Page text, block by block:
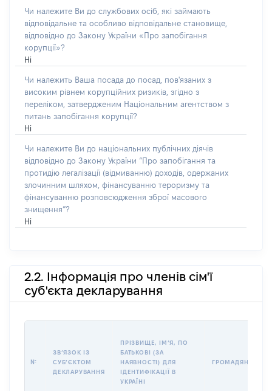
Чи належите Ви до службових осіб, які займають
відповідальне та особливо відповідальне становище,
відповідно до Закону України «Про запобігання
корупції»?
Ні
Чи належить Ваша посада до посад, пов'язаних з
високим рівнем корупційних ризиків, згідно з
переліком, затвердженим Національним агентством з
питань запобігання корупції?
Ні
Чи належите Ви до національних публічних діячів
відповідно до Закону України “Про запобігання та
протидію легалізації (відмиванню) доходів, одержаних
злочинним шляхом, фінансуванню тероризму та
фінансуванню розповсюдження зброї масового
знищення”?
Ні
2.2. Інформація про членів сім'ї
суб'єкта декларування
№
ЗВʼЯЗОК ІЗ
СУБʼЄКТОМ
ДЕКЛАРУВАННЯ
ПРІЗВИЩЕ, ІМʼЯ, ПО
БАТЬКОВІ (ЗА
НАЯВНОСТІ) ДЛЯ
ІДЕНТИФІКАЦІЇ В
УКРАЇНІ
ГРОМАДЯНСТВО